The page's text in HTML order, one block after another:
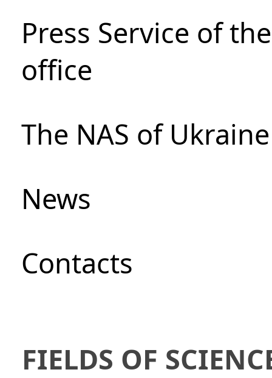
Press Service of
office
The NAS of
News
Сontacts
FIELDS OF